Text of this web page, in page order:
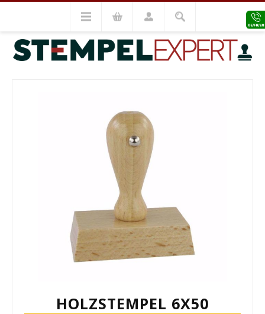
Holzstempel Holzstempel 6x50
VORHERIGES MODELL NÄCHSTES MODELL
HOLZSTEMPEL 6X50